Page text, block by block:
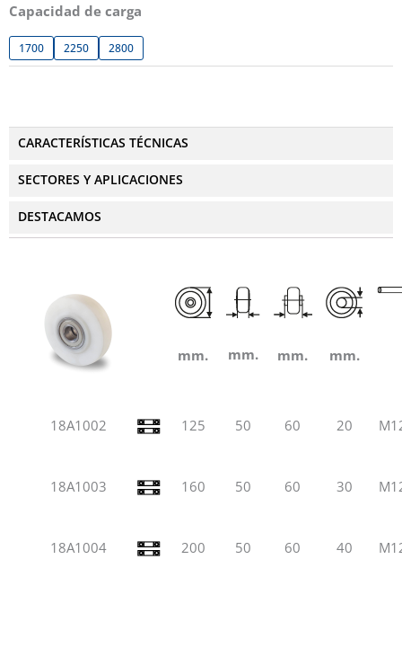
Capacidad de carga
1700 2250 2800
CARACTERÍSTICAS TÉCNICAS
SECTORES Y APLICACIONES
DESTACAMOS
mm. mm. mm. mm.
18A1002 125 50 60 20
18A1003 160 50 60 30
18A1004 200 50 60 40